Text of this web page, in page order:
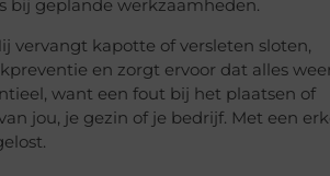
bij geplande werkzaamheden.
vervangt kapotte of versleten sloten,
en zorgt ervoor dat alles
want een fout bij het plaatsen of
jou, je gezin of je bedrijf. Met een